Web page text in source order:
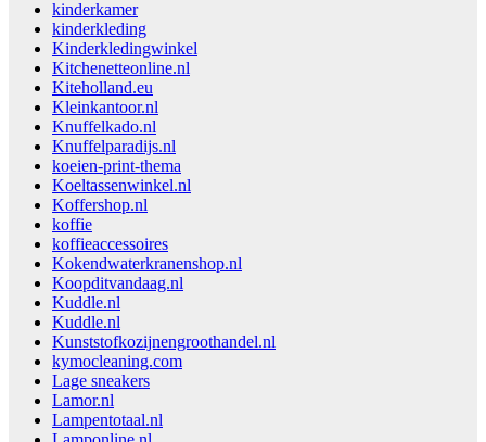
kinderkamer
kinderkleding
Kinderkledingwinkel
Kitchenetteonline.nl
Kiteholland.eu
Kleinkantoor.nl
Knuffelkado.nl
Knuffelparadijs.nl
koeien-print-thema
Koeltassenwinkel.nl
Koffershop.nl
koffie
koffieaccessoires
Kokendwaterkranenshop.nl
Koopditvandaag.nl
Kuddle.nl
Kuddle.nl
Kunststofkozijnengroothandel.nl
kymocleaning.com
Lage sneakers
Lamor.nl
Lampentotaal.nl